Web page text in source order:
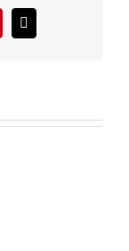
Pinterest
(necessário